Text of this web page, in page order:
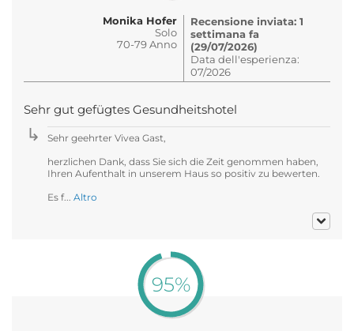
Monika Hofer
Solo
70-79 Anno
Recensione inviata: 1
settimana fa
(29/07/2026)
Data dell'esperienza:
07/2026
Sehr gut gefügtes Gesundheitshotel
Sehr geehrter Vivea Gast,
herzlichen Dank, dass Sie sich die Zeit genommen haben,
Ihren Aufenthalt in unserem Haus so positiv zu bewerten.
Es f... Altro
95%